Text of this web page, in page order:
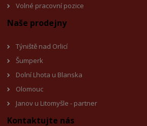
Volné pracovní pozice
Naše prodejny
Týniště nad Orlicí
Šumperk
Dolní Lhota u Blanska
Olomouc
Janov u Litomyšle - partner
Kontaktujte nás